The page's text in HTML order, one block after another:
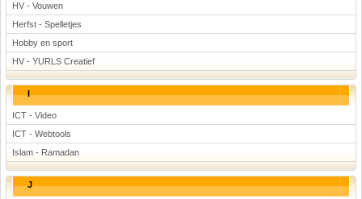
HV - Vouwen
Herfst - Spelletjes
Hobby en sport
HV - YURLS Creatief
I
ICT - Video
ICT - Webtools
Islam - Ramadan
J